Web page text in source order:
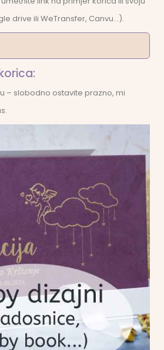
drive ili WeTransfer, Canvu...).
– slobodno ostavite prazno, mi